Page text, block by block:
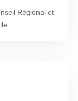
Régional et